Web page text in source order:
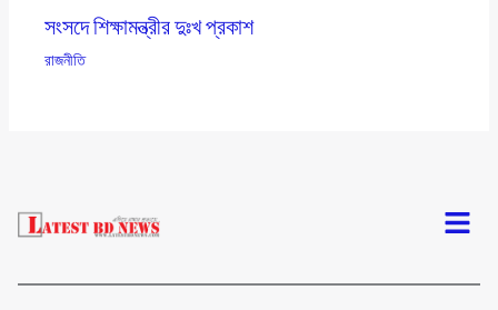
সংসদে শিক্ষামন্ত্রীর দুঃখ প্রকাশ
রাজনীতি
Menu